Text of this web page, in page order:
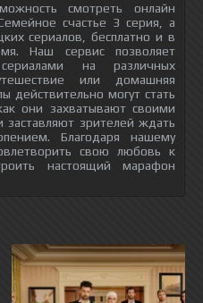
смотреть онлайн
счастье 3 серия, а
сериалов, бесплатно и в
Наш сервис позволяет
на различных
или домашняя
действительно могут стать
они захватывают своими
зрителей ждать
Благодаря нашему
свою любовь к
настоящий марафон